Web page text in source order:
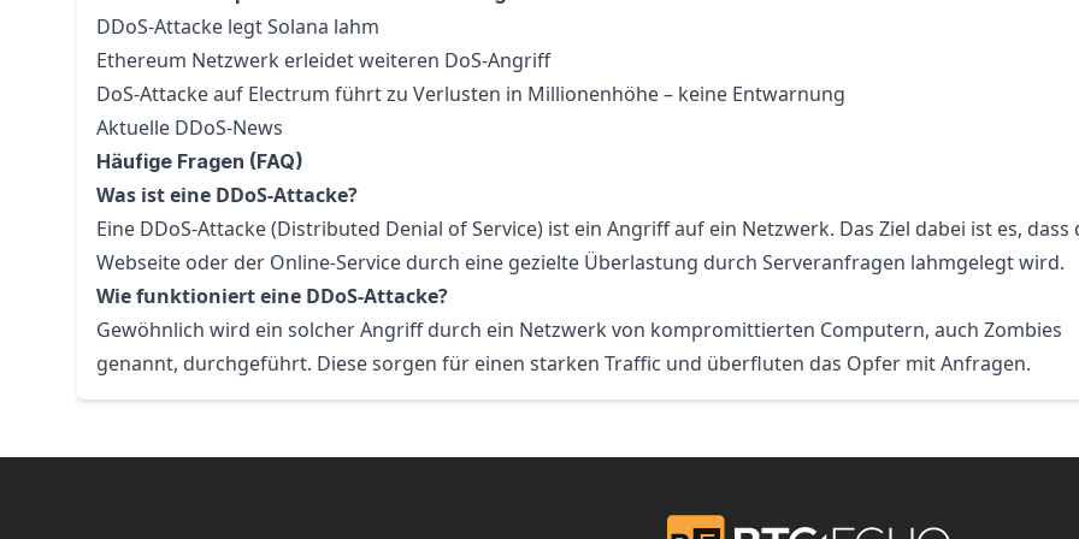
DDoS-Attacke legt Solana lahm
Ethereum Netzwerk erleidet weiteren DoS-Angriff
DoS-Attacke auf Electrum führt zu Verlusten in Millionenhöhe – keine Entwarnung
Aktuelle DDoS-News
Häufige Fragen (FAQ)
Was ist eine DDoS-Attacke?
Eine DDoS-Attacke (Distributed Denial of Service) ist ein Angriff auf ein Netzwerk. Das Ziel dabei ist es, dass
Webseite oder der Online-Service durch eine gezielte Überlastung durch Serveranfragen lahmgelegt wird.
Wie funktioniert eine DDoS-Attacke?
Gewöhnlich wird ein solcher Angriff durch ein Netzwerk von kompromittierten Computern, auch Zombies
genannt, durchgeführt. Diese sorgen für einen starken Traffic und überfluten das Opfer mit Anfragen.